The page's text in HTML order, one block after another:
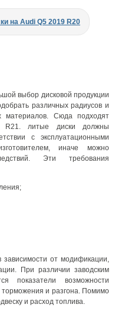
на Audi Q5 2019 R20
выбор дисковой продукции
различных радиусов и
материалов. Сюда подходят
литые диски должны
с эксплуатационными
иначе можно
Эти требования
от модификации,
При различии заводским
показатели возможности
торможения и разгона. Помимо
и расход топлива.